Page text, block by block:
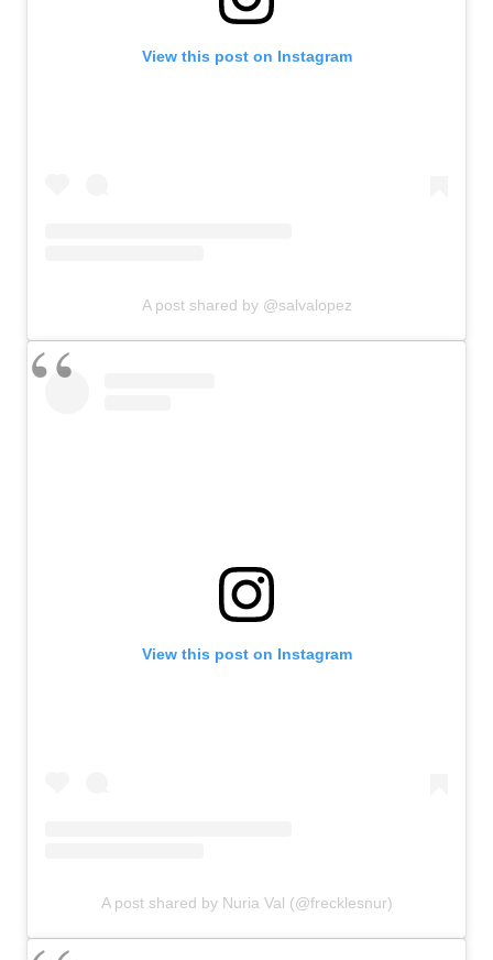
View this post on Instagram
A post shared by @salvalopez
View this post on Instagram
A post shared by Nuria Val (@frecklesnur)